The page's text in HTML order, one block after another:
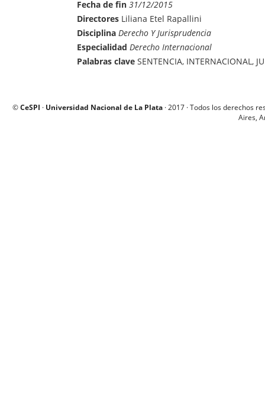
Fecha de fin 31/12/2015
Directores Liliana Etel Rapallini
Disciplina Derecho Y Jurisprudencia
Especialidad Derecho Internacional
Palabras clave SENTENCIA, INTERNACIONAL,
©CeSPI · Universidad Nacional de La Plata · 2017 · Todos los derechos
Aires,